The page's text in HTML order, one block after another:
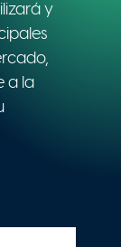
y
a la